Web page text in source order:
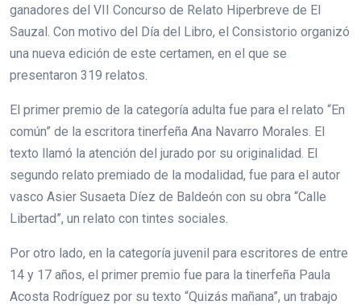
ganadores del VII Concurso de Relato Hiperbreve de El
Sauzal. Con motivo del Día del Libro, el Consistorio organizó
una nueva edición de este certamen, en el que se
presentaron 319 relatos.
El primer premio de la categoría adulta fue para el relato “En
común” de la escritora tinerfeña Ana Navarro Morales. El
texto llamó la atención del jurado por su originalidad. El
segundo relato premiado de la modalidad, fue para el autor
vasco Asier Susaeta Díez de Baldeón con su obra “Calle
Libertad”, un relato con tintes sociales.
Por otro lado, en la categoría juvenil para escritores de entre
14 y 17 años, el primer premio fue para la tinerfeña Paula
Acosta Rodríguez por su texto “Quizás mañana”, un trabajo